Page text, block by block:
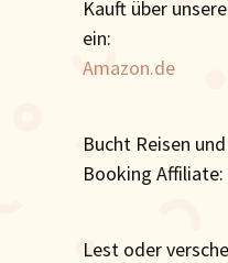
Kauft über
ein:
Amazon.de
Bucht Reisen
Booking Affiliate:
Lest oder